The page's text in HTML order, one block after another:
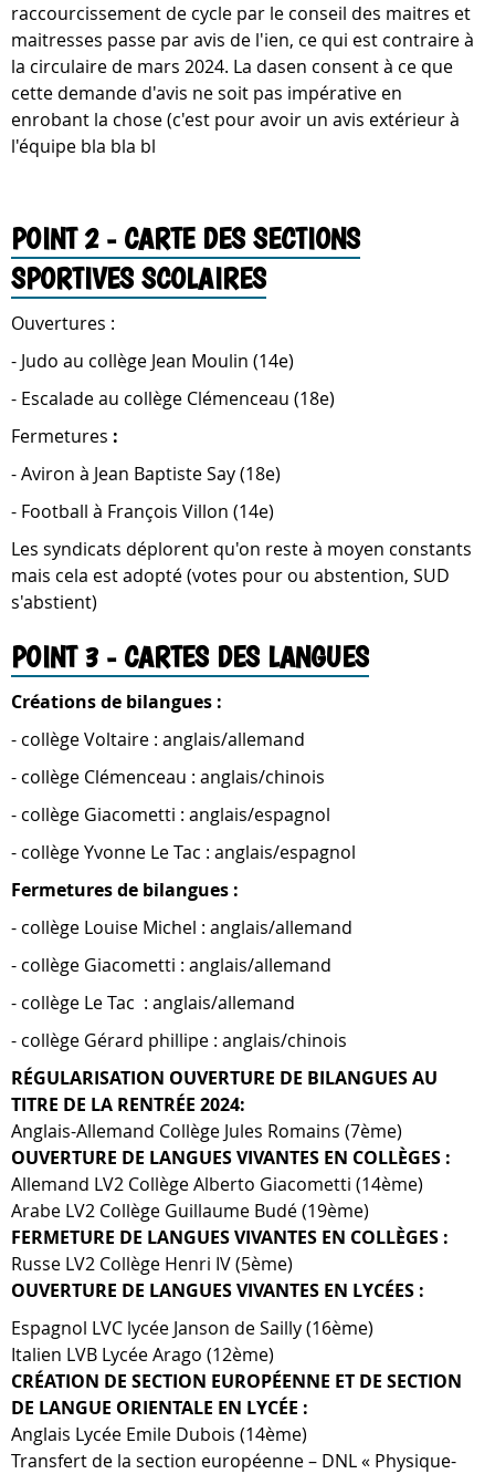
raccourcissement de cycle par le conseil des maitres et
maitresses passe par avis de l'ien, ce qui est contraire à
la circulaire de mars 2024. La dasen consent à ce que
cette demande d'avis ne soit pas impérative en
enrobant la chose (c'est pour avoir un avis extérieur à
l'équipe bla bla bl
POINT 2 - CARTE DES SECTIONS
SPORTIVES SCOLAIRES
Ouvertures :
- Judo au collège Jean Moulin (14e)
- Escalade au collège Clémenceau (18e)
Fermetures :
- Aviron à Jean Baptiste Say (18e)
- Football à François Villon (14e)
Les syndicats déplorent qu'on reste à moyen constants
mais cela est adopté (votes pour ou abstention, SUD
s'abstient)
POINT 3 - CARTES DES LANGUES
Créations de bilangues :
- collège Voltaire : anglais/allemand
- collège Clémenceau : anglais/chinois
- collège Giacometti : anglais/espagnol
- collège Yvonne Le Tac : anglais/espagnol
Fermetures de bilangues :
- collège Louise Michel : anglais/allemand
- collège Giacometti : anglais/allemand
- collège Le Tac : anglais/allemand
- collège Gérard phillipe : anglais/chinois
RÉGULARISATION OUVERTURE DE BILANGUES AU
TITRE DE LA RENTRÉE 2024:
Anglais-Allemand Collège Jules Romains (7ème)
OUVERTURE DE LANGUES VIVANTES EN COLLÈGES :
Allemand LV2 Collège Alberto Giacometti (14ème)
Arabe LV2 Collège Guillaume Budé (19ème)
FERMETURE DE LANGUES VIVANTES EN COLLÈGES :
Russe LV2 Collège Henri IV (5ème)
OUVERTURE DE LANGUES VIVANTES EN LYCÉES :
Espagnol LVC lycée Janson de Sailly (16ème)
Italien LVB Lycée Arago (12ème)
CRÉATION DE SECTION EUROPÉENNE ET DE SECTION
DE LANGUE ORIENTALE EN LYCÉE :
Anglais Lycée Emile Dubois (14ème)
Transfert de la section européenne – DNL « Physique-